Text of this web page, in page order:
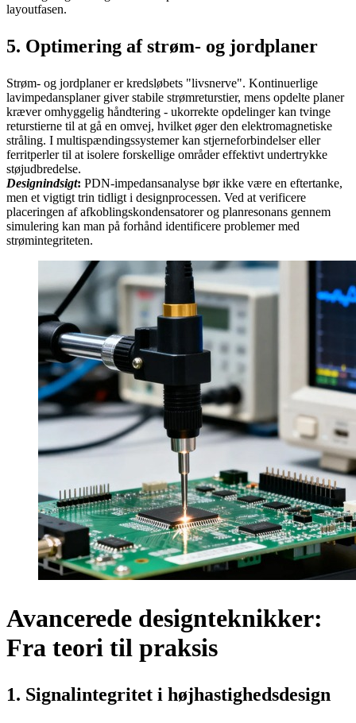
layoutfasen.
5. Optimering af strøm- og jordplaner
Strøm- og jordplaner er kredsløbets "livsnerve". Kontinuerlige
lavimpedansplaner giver stabile strømreturstier, mens opdelte planer
kræver omhyggelig håndtering - ukorrekte opdelinger kan tvinge
returstierne til at gå en omvej, hvilket øger den elektromagnetiske
stråling. I multispændingssystemer kan stjerneforbindelser eller
ferritperler til at isolere forskellige områder effektivt undertrykke
støjudbredelse.
Designindsigt: PDN-impedansanalyse bør ikke være en eftertanke,
men et vigtigt trin tidligt i designprocessen. Ved at verificere
placeringen af afkoblingskondensatorer og planresonans gennem
simulering kan man på forhånd identificere problemer med
strømintegriteten.
Avancerede designteknikker:
Fra teori til praksis
1. Signalintegritet i højhastighedsdesign